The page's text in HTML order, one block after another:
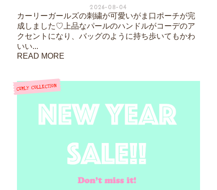
2026-08-04
カーリーガールズの刺繍が可愛いがま口ポーチが完
成しました♡上品なパールのハンドルがコーデのア
クセントになり、バッグのように持ち歩いてもかわ
いい...
READ MORE